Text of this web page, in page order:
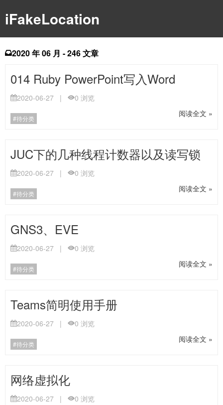
iFakeLocation
2020 年 06 月 - 246 文章
014 Ruby PowerPoint写入Word
2020-06-27 | 0 浏览
待分类
阅读全文 »
JUC下的几种线程计数器以及读写锁
2020-06-27 | 0 浏览
待分类
阅读全文 »
GNS3、EVE
2020-06-27 | 0 浏览
待分类
阅读全文 »
Teams简明使用手册
2020-06-27 | 0 浏览
待分类
阅读全文 »
网络虚拟化
2020-06-27 | 0 浏览